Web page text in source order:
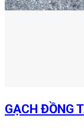
GẠCH ĐỒNG